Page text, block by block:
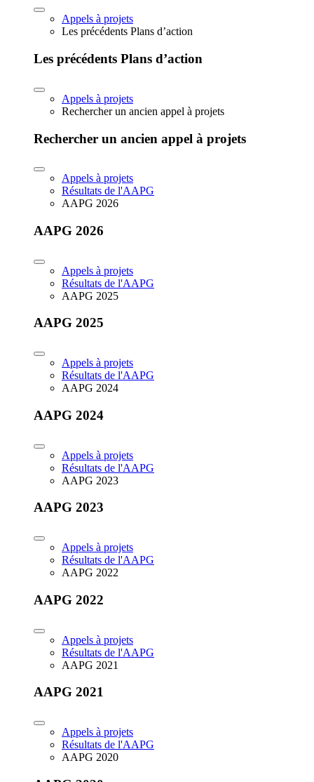
Appels à projets
Les précédents Plans d’action
Les précédents Plans d’action
Appels à projets
Rechercher un ancien appel à projets
Rechercher un ancien appel à projets
Appels à projets
Résultats de l'AAPG
AAPG 2026
AAPG 2026
Appels à projets
Résultats de l'AAPG
AAPG 2025
AAPG 2025
Appels à projets
Résultats de l'AAPG
AAPG 2024
AAPG 2024
Appels à projets
Résultats de l'AAPG
AAPG 2023
AAPG 2023
Appels à projets
Résultats de l'AAPG
AAPG 2022
AAPG 2022
Appels à projets
Résultats de l'AAPG
AAPG 2021
AAPG 2021
Appels à projets
Résultats de l'AAPG
AAPG 2020